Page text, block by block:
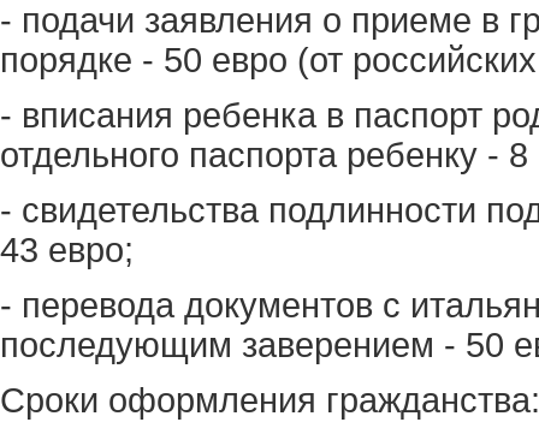
- подачи заявления о приеме в
порядке - 50 евро (от
- вписания ребенка в паспорт
отдельного паспорта ребенку -
- свидетельства подлинности
43 евро;
- перевода документов с
последующим заверением - 50
Сроки оформления